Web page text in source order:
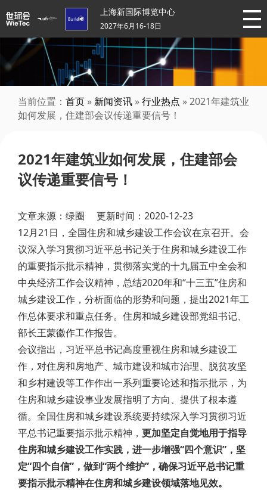
上海新国际博览中心
2027年6月16-18日
当前位置： 首页 » 新闻资讯 »行业热点 » 2021年建筑业
如何发展，住建部会议传递重要信号！
2021年建筑业如何发展，住建部会
议传递重要信号！
文章来源：绿圈 更新时间：2020-12-23
12月21日，全国住房和城乡建设工作会议在京召开。会
议深入学习贯彻习近平总书记关于住房和城乡建设工作
的重要指示批示精神，贯彻落实党的十九届五中全会和
中央经济工作会议精神，总结2020年和“十三五”住房和
城乡建设工作，分析面临的形势和问题，提出2021年工
作总体要求和重点任务。住房和城乡建设部党组书记、
部长王蒙徽作工作报告。
会议指出，习近平总书记高度重视住房和城乡建设工
作，对住房和房地产、城市建设和城市治理、脱贫攻坚
和乡村建设等工作作出一系列重要论述和指示批示，为
住房和城乡建设事业发展指明了方向、提供了根本遵
循。全国住房和城乡建设系统要持续深入学习贯彻习近
平总书记重要指示批示精神， 更加坚定自觉地用于指导
住房和城乡建设工作实践，进一步增强“四个意识”，坚
定“四个自信”，做到“两个维护”，确保习近平总书记重
要指示批示精神在住房和城乡建设领域落地见效。